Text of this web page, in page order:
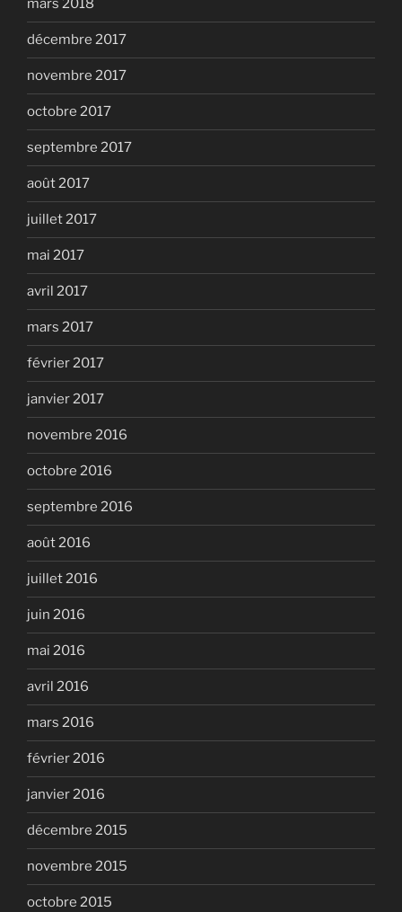
mars 2018
décembre 2017
novembre 2017
octobre 2017
septembre 2017
août 2017
juillet 2017
mai 2017
avril 2017
mars 2017
février 2017
janvier 2017
novembre 2016
octobre 2016
septembre 2016
août 2016
juillet 2016
juin 2016
mai 2016
avril 2016
mars 2016
février 2016
janvier 2016
décembre 2015
novembre 2015
octobre 2015